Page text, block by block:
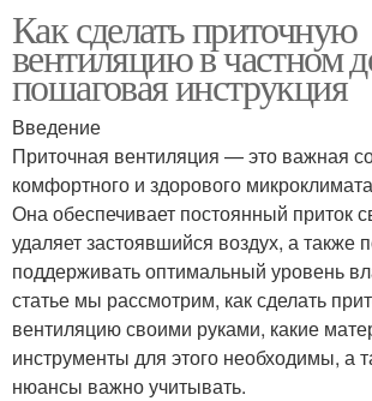
Как сделать приточную
вентиляцию в частном
пошаговая инструкция
Введение
Приточная вентиляция — это важная
комфортного и здорового
Она обеспечивает постоянный приток
удаляет застоявшийся воздух, а также
поддерживать оптимальный уровень
статье мы рассмотрим, как сделать
вентиляцию своими руками, какие
инструменты для этого необходимы, а
нюансы важно учитывать.